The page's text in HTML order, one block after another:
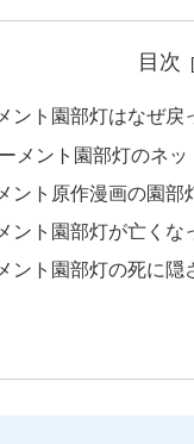
目次
ント園部灯はなぜ戻
メント園部灯のネッ
ント原作漫画の園部
ント園部灯が亡くな
ント園部灯の死に隠